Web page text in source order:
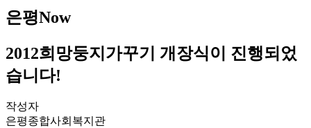
은평Now
2012희망둥지가꾸기 개장식이 진행되었
습니다!
작성자
은평종합사회복지관